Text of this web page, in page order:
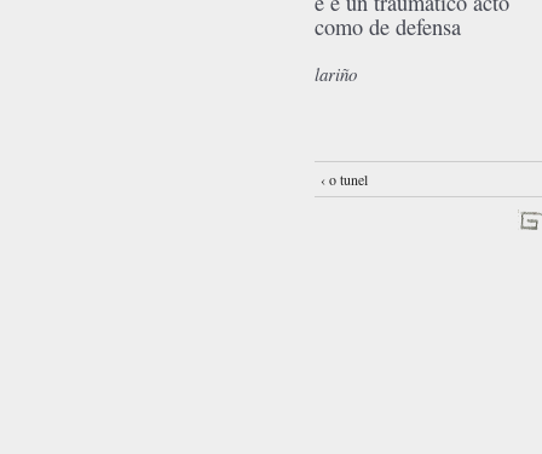
como de defensa
lariño
‹ o tunel